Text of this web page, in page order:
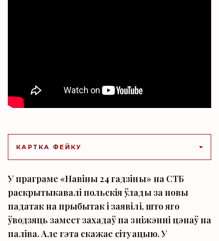
КАРТКА ФЕЙКУ
У праграме «Навіны 24 гадзіны» на СТБ
раскрытыкавалі польскія ўлады за новы
падатак на прыбытак і заявілі, што яго
ўводзяць замест захадаў па зніжэнні цэнаў на
паліва. Але гэта скажае сітуацыю. У